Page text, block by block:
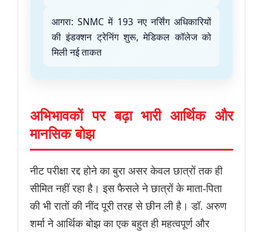
आगरा: SNMC में 193 नए नर्सिंग अधिकारियों
की इंडक्शन ट्रेनिंग शुरू, मेडिकल कॉलेज को
मिली नई ताकत
अभिभावकों पर बढ़ा भारी आर्थिक और
मानसिक बोझ
नीट परीक्षा रद्द होने का बुरा असर केवल छात्रों तक ही
सीमित नहीं रहा है। इस फैसले ने छात्रों के माता-पिता
की भी रातों की नींद पूरी तरह से छीन ली है। डॉ. अरुण
शर्मा ने आर्थिक बोझ का एक बहुत ही महत्वपूर्ण और